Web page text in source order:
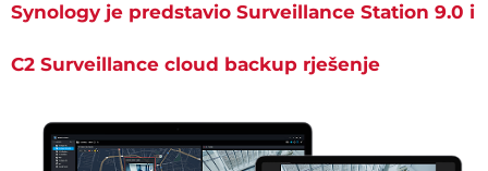
Synology je predstavio Surveillance Station 9.0 i
C2 Surveillance cloud backup rješenje